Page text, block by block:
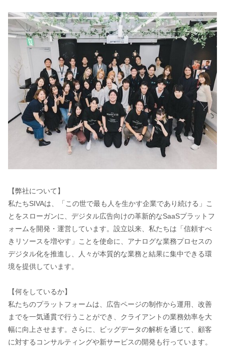
【弊社について】
私たちSIVAは、「この世で最も人を生かす企業であり続ける」こ
とをスローガンに、デジタル広告向けの革新的なSaaSプラットフ
ォームを開発・運営しています。設立以来、私たちは「信頼すべ
きリソースを増やす」ことを使命に、アナログな業務プロセスの
デジタル化を推進し、人々が本質的な業務と結果に集中できる環
境を提供しています。
【何をしているか】
私たちのプラットフォームは、広告ページの制作から運用、改善
までを一気通貫で行うことができ、クライアントの業務効率を大
幅に向上させます。さらに、ビッグデータの解析を通じて、顧客
に対するコンサルティングや新サービスの開発も行っています。